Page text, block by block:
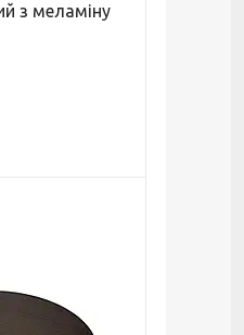
з меламіну